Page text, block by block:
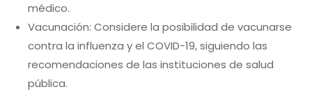
médico.
Vacunación: Considere la posibilidad de vacunarse
contra la influenza y el COVID-19, siguiendo las
recomendaciones de las instituciones de salud
pública.